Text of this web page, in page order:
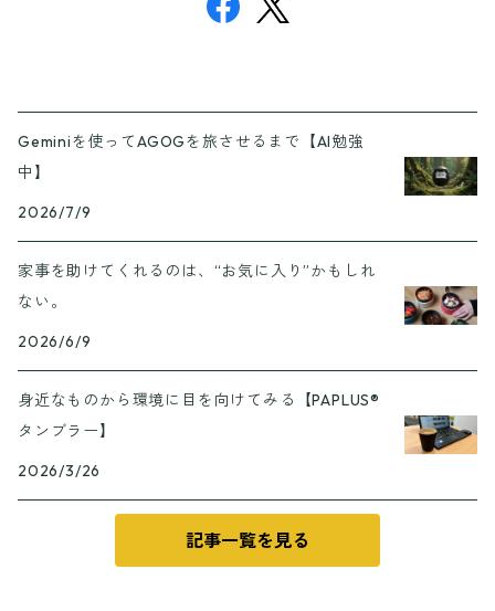
Geminiを使ってAGOGを旅させるまで【AI勉強
中】
2026/7/9
家事を助けてくれるのは、“お気に入り”かもしれ
ない。
2026/6/9
身近なものから環境に目を向けてみる【PAPLUS®
タンブラー】
2026/3/26
記事一覧を見る